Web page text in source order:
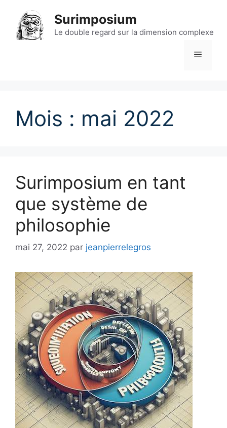
contenu
Surimposium
Le double regard sur la dimension complexe
Menu
Mois : mai 2022
Surimposium en tant
que système de
philosophie
mai 27, 2022 par jeanpierrelegros